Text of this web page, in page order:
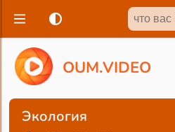
OUM.VIDEO
Экология